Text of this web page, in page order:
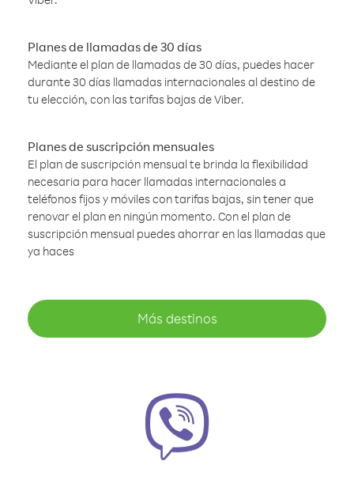
Planes de llamadas de 30 días
Mediante el plan de llamadas de 30 días, puedes hacer
durante 30 días llamadas internacionales al destino de
tu elección, con las tarifas bajas de Viber.
Planes de suscripción mensuales
El plan de suscripción mensual te brinda la flexibilidad
necesaria para hacer llamadas internacionales a
teléfonos fijos y móviles con tarifas bajas, sin tener que
renovar el plan en ningún momento. Con el plan de
suscripción mensual puedes ahorrar en las llamadas que
ya haces
Más destinos